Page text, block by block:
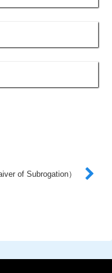
of Subrogation）